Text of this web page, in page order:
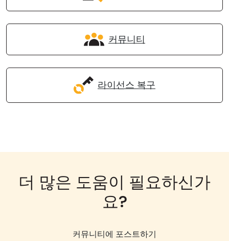
커뮤니티
라이선스 복구
더 많은 도움이 필요하신가
요?
커뮤니티에 포스트하기